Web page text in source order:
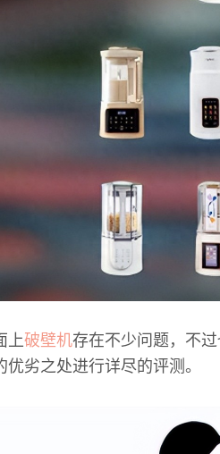
上破壁机存在不少问题，不
优劣之处进行详尽的评测。